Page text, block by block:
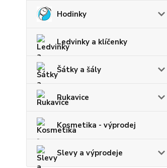
Hodinky
Ledvinky a klíčenky
Šátky a šály
Rukavice
Kosmetika - výprodej
Slevy a výprodeje